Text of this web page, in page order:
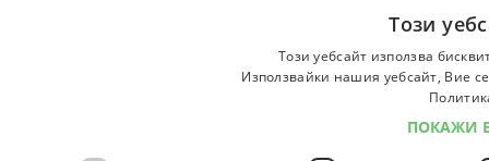
Този
Този уебсайт използва
Използвайки нашия уебсайт, Вие
ПОКАЖИ